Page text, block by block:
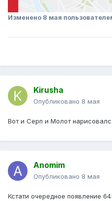
Изменено 8 мая
Kirusha
Опубликовано 8 мая
Вот и Серп и Молот
Anomim
Опубликовано 8 мая
Кстати очередное появление